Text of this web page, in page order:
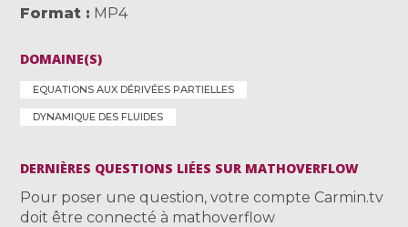
Format
MP4
DOMAINE(S)
EQUATIONS AUX DÉRIVÉES PARTIELLES
DYNAMIQUE DES FLUIDES
DERNIÈRES QUESTIONS LIÉES SUR MATHOVERFLOW
Pour poser une question, votre compte Carmin.tv
doit être connecté à mathoverflow